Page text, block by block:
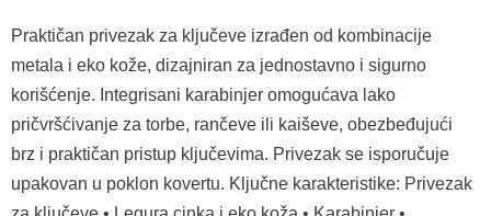
Praktičan privezak za ključeve izrađen od kombinacije
metala i eko kože, dizajniran za jednostavno i sigurno
korišćenje. Integrisani karabinjer omogućava lako
pričvršćivanje za torbe, rančeve ili kaiševe, obezbeđujući
brz i praktičan pristup ključevima. Privezak se isporučuje
upakovan u poklon kovertu. Ključne karakteristike: Privezak